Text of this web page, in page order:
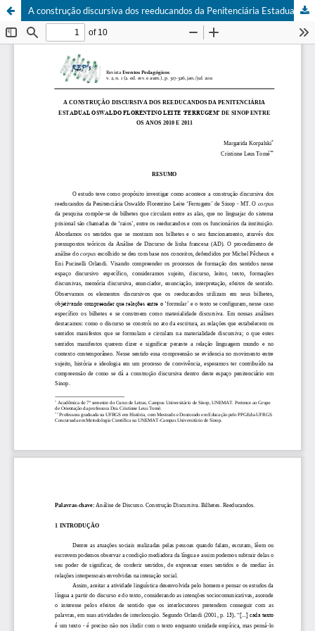
A construção discursiva dos reeducandos da Penitenciária Estadual Oswaldo Florentino Leite ‘Ferrugem’ de Sinop entre os anos 2010 e 2011